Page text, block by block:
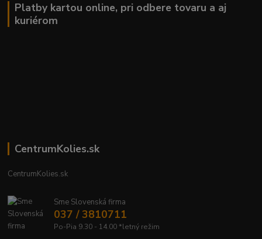
Platby kartou online, pri odbere tovaru a aj
kuriérom
CentrumKolies.sk
CentrumKolies.sk
Sme Slovenská firma
037 / 3810711
Po-Pia 9.30 - 14.00 *letný režim